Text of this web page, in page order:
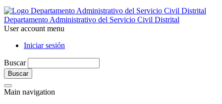
Departamento Administrativo del Servicio Civil Distrital
User account menu
Iniciar sesión
Buscar
Main navigation